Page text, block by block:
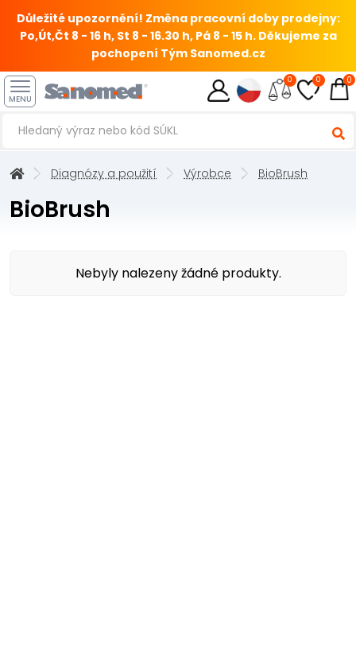
Důležité upozornění! Změna pracovní doby prodejny:
Po,Út,Čt 8 - 16 h, St 8 - 16.30 h, Pá 8 - 15 h. Děkujeme za
pochopení Tým Sanomed.cz
MENU
0 0 0
Diagnózy a použití Výrobce BioBrush
BioBrush
Nebyly nalezeny žádné produkty.